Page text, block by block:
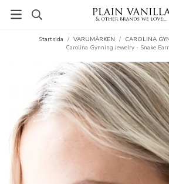
Startsida / VARUMÄRKEN / CAROLINA
Carolina Gynning Jewelry - Snake